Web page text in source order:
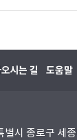
시는 길 도움말
별시 종로구 세